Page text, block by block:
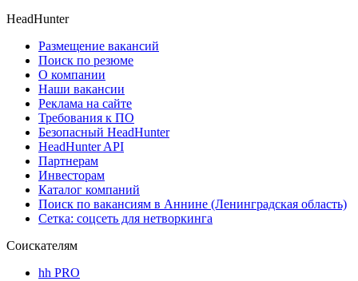
HeadHunter
Размещение вакансий
Поиск по резюме
О компании
Наши вакансии
Реклама на сайте
Требования к ПО
Безопасный HeadHunter
HeadHunter API
Партнерам
Инвесторам
Каталог компаний
Поиск по вакансиям в Аннине (Ленинградская область)
Сетка: соцсеть для нетворкинга
Соискателям
hh PRO